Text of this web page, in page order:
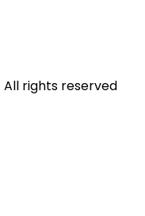
All rights reserved